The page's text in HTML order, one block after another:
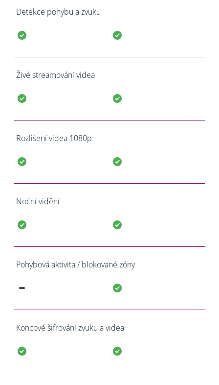
Detekce pohybu a zvuku
Živé streamování videa
Rozlišení videa 1080p
Noční vidění
Pohybová aktivita / blokované zóny
Koncové šifrování zvuku a videa